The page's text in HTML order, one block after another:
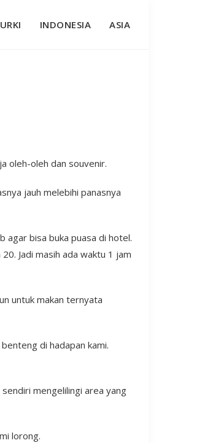
INDONESIA ASIA
oleh-oleh dan souvenir.
jauh melebihi panasnya
agar bisa buka puasa di hotel.
Jadi masih ada waktu 1 jam
untuk makan ternyata
di hadapan kami.
mengelilingi area yang
lorong.